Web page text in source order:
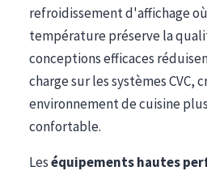
refroidissement d'affichage
température préserve la
conceptions efficaces
charge sur les systèmes CVC,
environnement de cuisine
confortable.
Leséquipements hautes